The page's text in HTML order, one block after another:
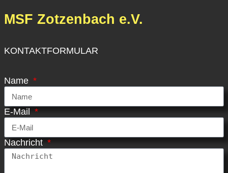
MSF Zotzenbach e.V.
KONTAKTFORMULAR
Name
E-Mail
Nachricht